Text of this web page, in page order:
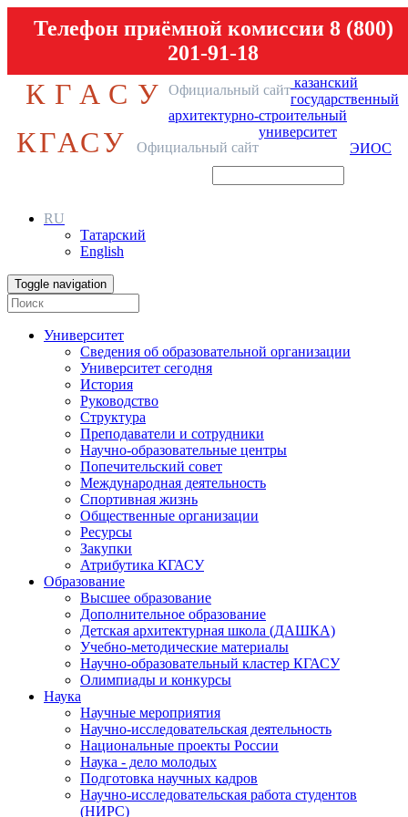
Телефон приёмной комиссии 8 (800)
201-91-18
КГАСУ Официальный сайт казанский
государственный
архитектурно-строительный
университет
КГАСУ Официальный сайт ЭИОС
RU
Татарский
English
Toggle navigation
Университет
Сведения об образовательной организации
Университет сегодня
История
Руководство
Структура
Преподаватели и сотрудники
Научно-образовательные центры
Попечительский совет
Международная деятельность
Спортивная жизнь
Общественные организации
Ресурсы
Закупки
Атрибутика КГАСУ
Образование
Высшее образование
Дополнительное образование
Детская архитектурная школа (ДАШКА)
Учебно-методические материалы
Научно-образовательный кластер КГАСУ
Олимпиады и конкурсы
Наука
Научные мероприятия
Научно-исследовательская деятельность
Национальные проекты России
Наука - дело молодых
Подготовка научных кадров
Научно-исследовательская работа студентов
(НИРС)